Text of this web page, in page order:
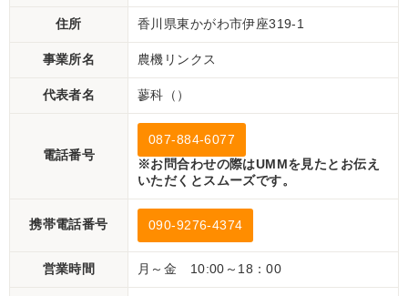
住所 香川県東かがわ市伊座319-1
事業所名 農機リンクス
代表者名 蓼科（）
電話番号
087-884-6077
※お問合わせの際はUMMを見たとお伝え
いただくとスムーズです。
携帯電話番号 090-9276-4374
営業時間 月～金 10:00～18：00